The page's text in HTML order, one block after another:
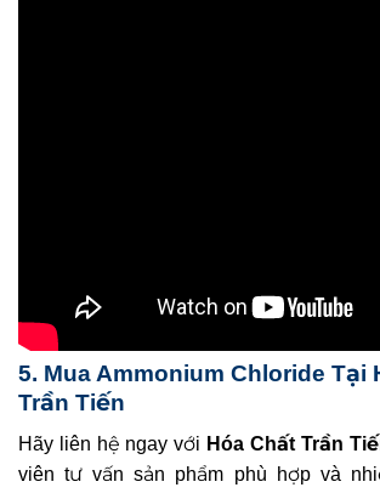
5. Mua Ammonium Chloride Tại
Trần Tiến
Hãy liên hệ ngay với Hóa Chất Trần
viên tư vấn sản phẩm phù hợp và